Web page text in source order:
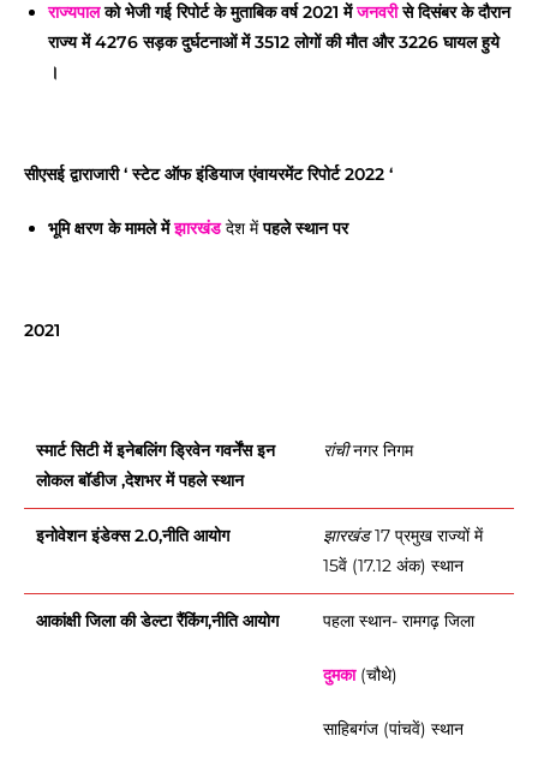
राज्यपालको भेजी गई रिपोर्ट के मुताबिक वर्ष 2021 मेंजनवरीसे दिसंबर के दौरान
राज्य में 4276 सड़क दुर्घटनाओं में3512 लोगों की मौतऔर 3226 घायल हुये
।
सीएसई द्वाराजारी ‘ स्टेट ऑफ इंडियाज एंवायरमेंट रिपोर्ट 2022 ‘
भूमि क्षरण के मामले मेंझारखंड देश में पहले स्थान पर
2021
स्मार्ट सिटी में इनेबलिंग ड्रिवेन गवर्नेंस इन
लोकल बॉडीज ,देशभर में पहले स्थान
रांचीनगर निगम
इनोवेशन इंडेक्स 2.0,नीति आयोग झारखंड17 प्रमुख राज्यों में
15वें (17.12 अंक) स्थान
आकांक्षी जिला की डेल्टा रैंकिंग,नीति आयोग पहला स्थान- रामगढ़ जिला
दुमका(चौथे)
साहिबगंज (पांचवें) स्थान